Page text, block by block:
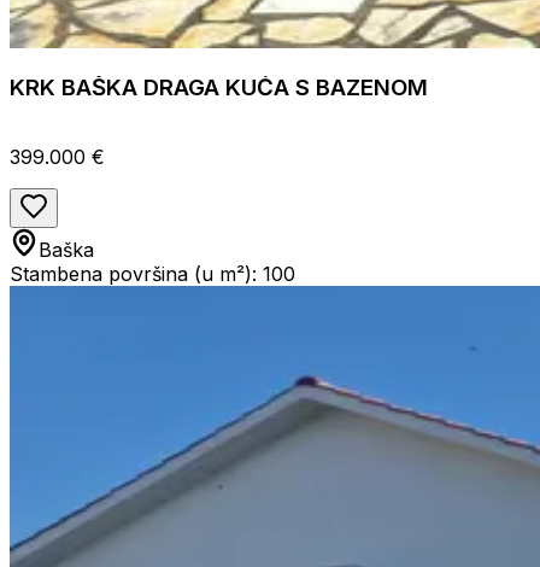
KRK BAŠKA DRAGA KUĆA S BAZENOM
399.000 €
Baška
Stambena površina (u m²): 100